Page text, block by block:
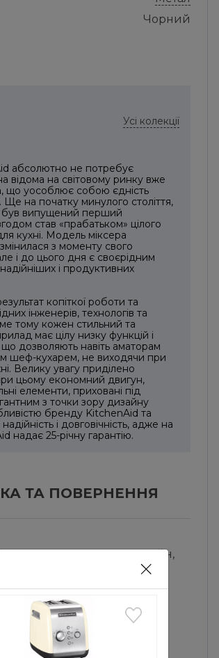
Чорний
Усі колекції
абсолютно не потребує
відома на світовому ринку вже
що уособлює собою єдність
Ще на початку минулого століття,
був випущений перший
став «прабатьком» цілого
кухні. Модель міксера
з моменту свого
і до цього дня є своєрідним
і продуктивних
копіткої роботи та
інженерів, технологів та
тому кожен стильний та
має цілу низку функцій і
дозволяють навіть аматорам
шеф-кухарем, не виходячи при
Велику увагу приділено
цьому економний двигун,
елементи, приховані під
з точки зору дизайну
бренду KitchenAid та
і довговічність, адже на
надає 25-річну гарантію.
ТА ПОВЕРНЕННЯ
розрахунок, карткою онлайн,
з тарифами перевізника
замовлень від 8000 грн